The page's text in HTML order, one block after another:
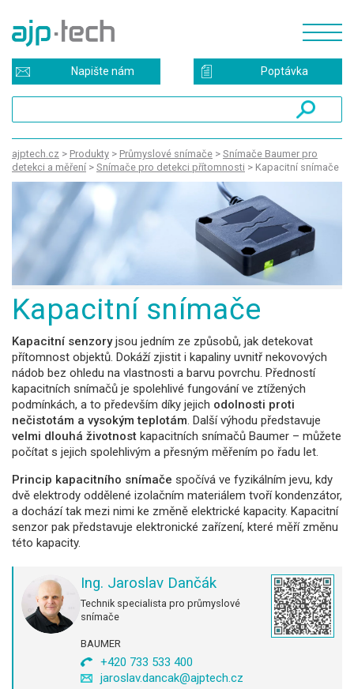
Poptávka
Napište nám
ajptech.cz > Produkty > Průmyslové snímače > Snímače Baumer pro
detekci a měření > Snímače pro detekci přítomnosti > Kapacitní snímače
Kapacitní snímače
Kapacitní senzoryjsou jedním ze způsobů, jak detekovat
přítomnost objektů. Dokáží zjistit i kapaliny uvnitř nekovových
nádob bez ohledu na vlastnosti a barvu povrchu. Předností
kapacitních snímačů je spolehlivé fungování ve ztížených
podmínkách, a to především díky jejich odolnosti proti
nečistotám a vysokým teplotám. Další výhodu představuje
velmi dlouhá životnost kapacitních snímačů Baumer – můžete
počítat s jejich spolehlivým a přesným měřením po řadu let.
Princip kapacitního snímače spočívá ve fyzikálním jevu, kdy
dvě elektrody oddělené izolačním materiálem tvoří kondenzátor,
a dochází tak mezi nimi ke změně elektrické kapacity. Kapacitní
senzor pak představuje elektronické zařízení, které měří změnu
této kapacity.
Ing. Jaroslav Dančák
Technik specialista pro průmyslové
snímače
BAUMER
+420 733 533 400
jaroslav.dancak@ajptech.cz